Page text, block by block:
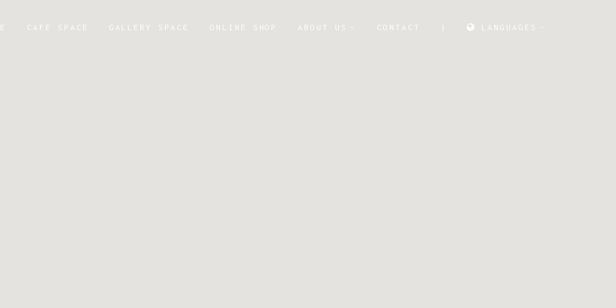
CAFE SPACE GALLERY SPACE ONLINE SHOP ABOUT US CONTACT | LANGUAGES